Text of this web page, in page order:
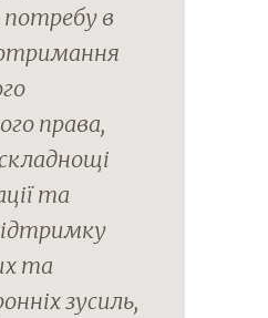
потребу в
права,
та
та
зусиль,